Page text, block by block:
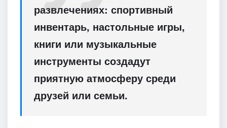
развлечениях: спортивный
инвентарь, настольные игры,
книги или музыкальные
инструменты создадут
приятную атмосферу среди
друзей или семьи.